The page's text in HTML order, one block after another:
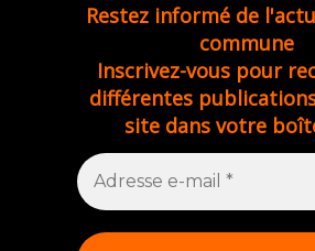
Restez informé de
commune
Inscrivez-vous pour
différentes
site dans votre